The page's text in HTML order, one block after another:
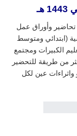
وأوراق عمل
(ابتدائي ومتوسط
الكبيرات ومجتمع
من طريقة للتحضير
واثراءات عين لكل